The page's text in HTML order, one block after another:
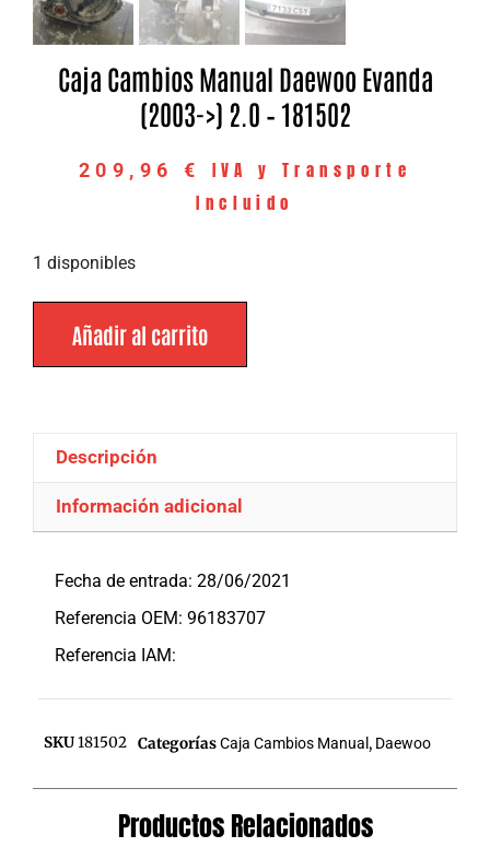
Caja Cambios Manual Daewoo Evanda
(2003->) 2.0 – 181502
209,96 €
IVA y Transporte
Incluido
1 disponibles
Añadir al carrito
Descripción
Información adicional
Fecha de entrada: 28/06/2021
Referencia OEM: 96183707
Referencia IAM:
SKU181502 CategoríasCaja Cambios Manual , Daewoo
Productos Relacionados